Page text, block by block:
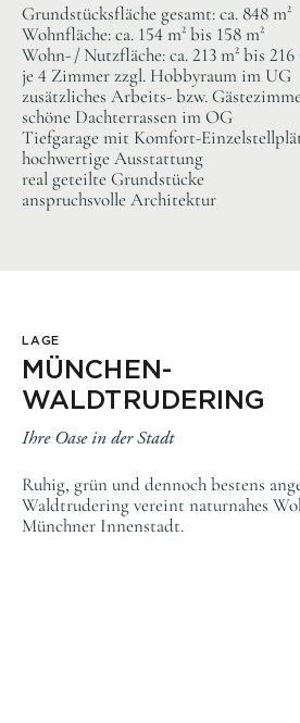
Grundstücksfläche gesamt: ca. 848 m²
Wohnfläche: ca. 154 m² bis 158 m²
Wohn- / Nutzfläche: ca. 213 m² bis 216
je 4 Zimmer zzgl. Hobbyraum im UG
zusätzliches Arbeits- bzw.
schöne Dachterrassen im OG
Tiefgarage mit Komfort-
hochwertige Ausstattung
real geteilte Grundstücke
anspruchsvolle Architektur
LAGE
MÜNCHEN-
WALDTRUDERING
Ihre Oase in der Stadt
Ruhig, grün und dennoch bestens
Waldtrudering vereint naturnahes
Münchner Innenstadt.